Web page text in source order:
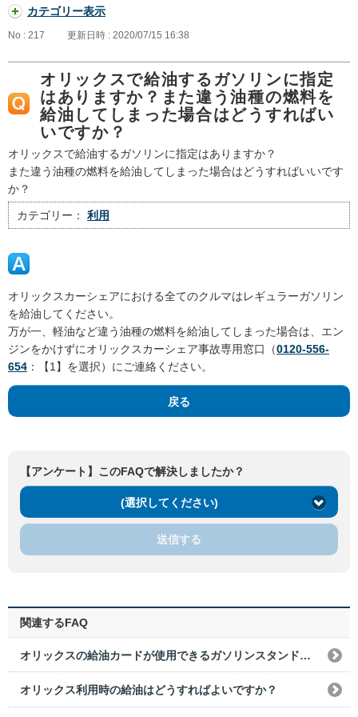
カテゴリー表示
No : 217 更新日時 : 2020/07/15 16:38
オリックスで給油するガソリンに指定
はありますか？また違う油種の燃料を
給油してしまった場合はどうすればい
いですか？
オリックスで給油するガソリンに指定はありますか？
また違う油種の燃料を給油してしまった場合はどうすればいいです
か？
カテゴリー： 利用
オリックスカーシェアにおける全てのクルマはレギュラーガソリン
を給油してください。
万が一、軽油など違う油種の燃料を給油してしまった場合は、エン
ジンをかけずにオリックスカーシェア事故専用窓口（0120-556-
654 ：【1】を選択）にご連絡ください。
戻る
【アンケート】このFAQで解決しましたか？
(選択してください)
送信する
関連するFAQ
オリックスの給油カードが使用できるガソリンスタンドが近くありません。現金立て替えは可能ですか？
オリックス利用時の給油はどうすればよいですか？